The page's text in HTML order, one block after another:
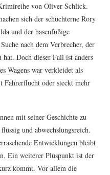
von Oliver Schlick.
sich der schüchterne Rory
und der hasenfüßige
nach dem Verbrecher, der
Doch dieser Fall ist anders
Wagens war verkleidet als
oder steckt mehr
mit seiner Geschichte zu
und abwechslungsreich.
Entwicklungen bleibt
Ein weiterer Pluspunkt ist der
kommt. Vor allem die